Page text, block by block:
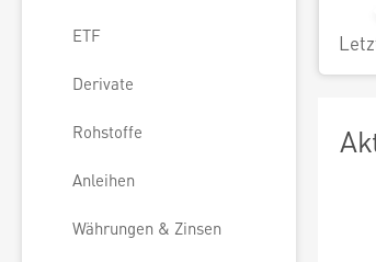
ETF
Derivate
Rohstoffe
Anleihen
Währungen & Zinsen